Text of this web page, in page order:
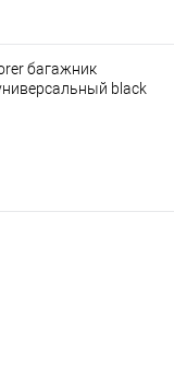
багажник
black